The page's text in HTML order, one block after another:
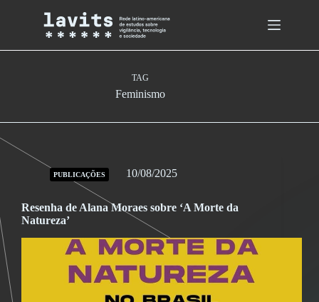
TAG
Feminismo
PUBLICAÇÕES 10/08/2025
Resenha de Alana Moraes sobre ‘A Morte da
Natureza’